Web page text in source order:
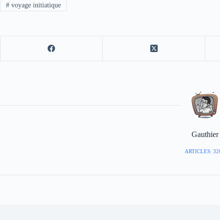
#voyage initiatique
Gauthier
ARTICLES: